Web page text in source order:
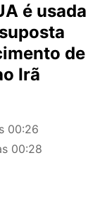
é usada
de
Irã
00:26
00:28